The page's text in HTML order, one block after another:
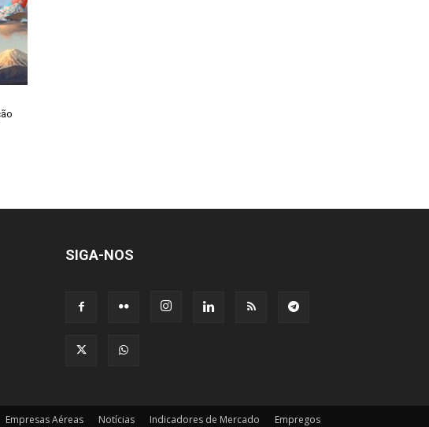
SIGA-NOS
Empresas Aéreas Notícias Indicadores de Mercado Empregos